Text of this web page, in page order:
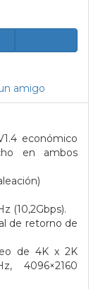
amigo
económico
en ambos
(10,2Gbps).
de retorno de
de 4K x 2K
4096×2160